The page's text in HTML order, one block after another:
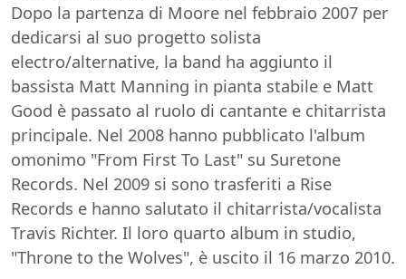
Dopo la partenza di Moore nel febbraio 2007 per
dedicarsi al suo progetto solista
electro/alternative, la band ha aggiunto il
bassista Matt Manning in pianta stabile e Matt
Good è passato al ruolo di cantante e chitarrista
principale. Nel 2008 hanno pubblicato l'album
omonimo "From First To Last" su Suretone
Records. Nel 2009 si sono trasferiti a Rise
Records e hanno salutato il chitarrista/vocalista
Travis Richter. Il loro quarto album in studio,
"Throne to the Wolves", è uscito il 16 marzo 2010.